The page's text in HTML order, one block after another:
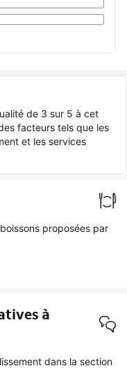
de 3 sur 5 à cet
facteurs tels que les
et les services
proposées par
à
dans la section